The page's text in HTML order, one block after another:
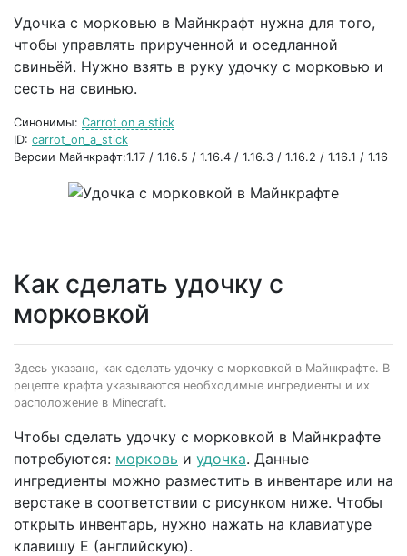
Удочка с морковью в Майнкрафт нужна для того,
чтобы управлять прирученной и оседланной
свиньёй. Нужно взять в руку удочку с морковью и
сесть на свинью.
Синонимы: Carrot on a stick
ID: carrot_on_a_stick
Версии Майнкрафт:1.17 / 1.16.5 / 1.16.4 / 1.16.3 / 1.16.2 / 1.16.1 / 1.16
Как сделать удочку с
морковкой
Здесь указано, как сделать удочку с морковкой в Майнкрафте. В
рецепте крафта указываются необходимые ингредиенты и их
расположение в Minecraft.
Чтобы сделать удочку с морковкой в Майнкрафте
потребуются: морковь и удочка. Данные
ингредиенты можно разместить в инвентаре или на
верстаке в соответствии с рисунком ниже. Чтобы
открыть инвентарь, нужно нажать на клавиатуре
клавишу E (английскую).